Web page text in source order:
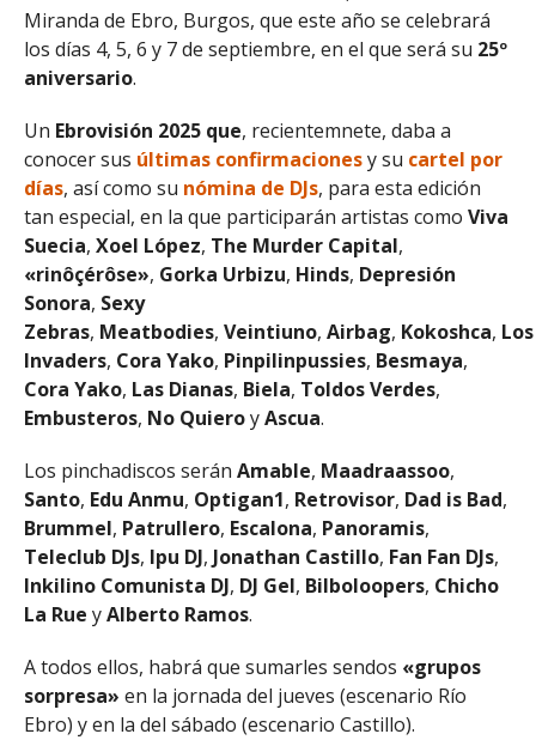
Miranda de Ebro, Burgos, que este año se celebrará
los días 4, 5, 6 y 7 de septiembre, en el que será su 25º
aniversario.
Un Ebrovisión 2025 que, recientemnete, daba a
conocer sus últimas confirmacionesy su cartel por
días, así como su nómina de DJs, para esta edición
tan especial, en la que participarán artistas como Viva
Suecia, Xoel López, The Murder Capital,
«rinôçérôse», Gorka Urbizu, Hinds, Depresión
Sonora, Sexy
Zebras, Meatbodies, Veintiuno, Airbag, Kokoshca, Los
Invaders, Cora Yako, Pinpilinpussies, Besmaya,
Cora Yako, Las Dianas, Biela, Toldos Verdes,
Embusteros, No QuieroyAscua.
Los pinchadiscos serán Amable, Maadraassoo,
Santo, Edu Anmu, Optigan1, Retrovisor, Dad is Bad,
Brummel, Patrullero, Escalona, Panoramis,
Teleclub DJs, Ipu DJ, Jonathan Castillo, Fan Fan DJs,
Inkilino Comunista DJ, DJ Gel, Bilboloopers, Chicho
La Rue yAlberto Ramos.
A todos ellos, habrá que sumarles sendos «grupos
sorpresa» en la jornada del jueves (escenario Río
Ebro) y en la del sábado (escenario Castillo).